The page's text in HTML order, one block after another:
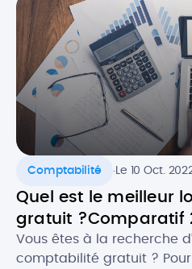
gratuit ET efficace ! Selon
Comptabilité .Le 10 Oct.
Quel est le meilleur
gratuit ?Comparatif
Vous êtes à la recherche
comptabilité gratuit ?